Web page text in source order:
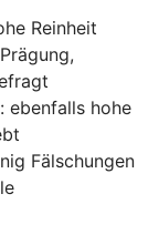
Reinheit
ebenfalls hohe
Fälschungen